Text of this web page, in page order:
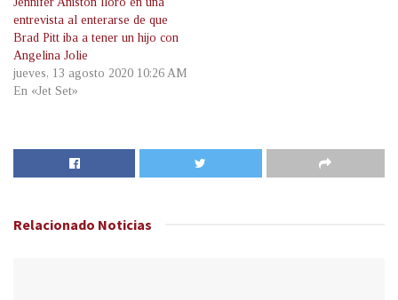
entrevista al enterarse de que
Brad Pitt iba a tener un hijo con
Angelina Jolie
jueves, 13 agosto 2020 10:26 AM
En «Jet Set»
Relacionado Noticias